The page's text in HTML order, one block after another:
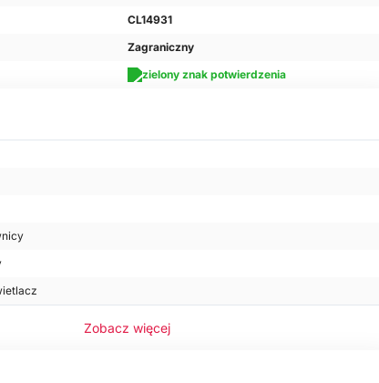
CL14931
Zagraniczny
Zobacz więcej